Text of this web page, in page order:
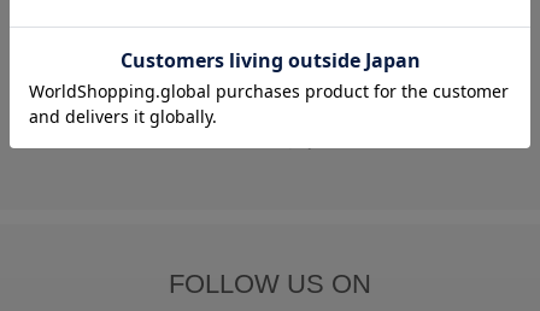
FAQ
FOLLOW US ON